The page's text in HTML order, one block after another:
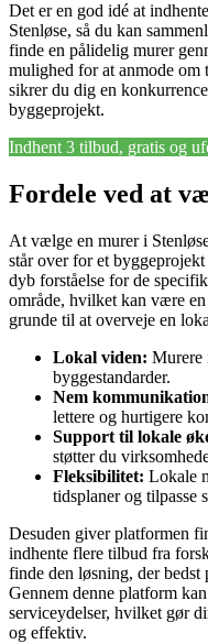
Det er en god idé at
Stenløse, så du kan
finde en pålidelig murer
mulighed for at anmode
sikrer du dig en
byggeprojekt.
Indhent 3 tilbud, gratis og
Fordele ved at
At vælge en murer i
står over for et
dyb forståelse for de
område, hvilket kan være
grunde til at overveje en
Lokal viden: Murere
byggestandarder.
Nem
lettere og hurtigere
Support til lokale
støtter du
Fleksibilitet: Lokale
tidsplaner og tilpasse
Desuden giver platformen
indhente flere tilbud fra
finde den løsning, der bedst
Gennem denne platform
serviceydelser, hvilket gør
og effektiv.